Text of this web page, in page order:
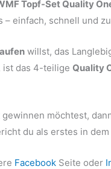
Topf-Set Quality
– einfach, schnell und
willst, das
ist das 4-teiligeQuality
gewinnen möchtest,
du als erstes in
Facebook Seite oder